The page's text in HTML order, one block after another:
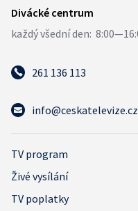
261 136 113
info@ceskatelevize.cz
TV program
Živé vysílání
TV poplatky